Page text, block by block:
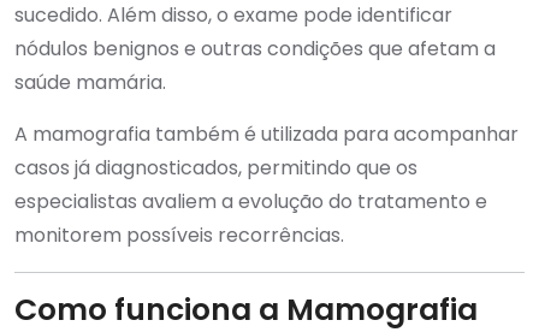
sucedido. Além disso, o exame pode identificar
nódulos benignos e outras condições que afetam a
saúde mamária.
A mamografia também é utilizada para acompanhar
casos já diagnosticados, permitindo que os
especialistas avaliem a evolução do tratamento e
monitorem possíveis recorrências.
Como funciona a Mamografia